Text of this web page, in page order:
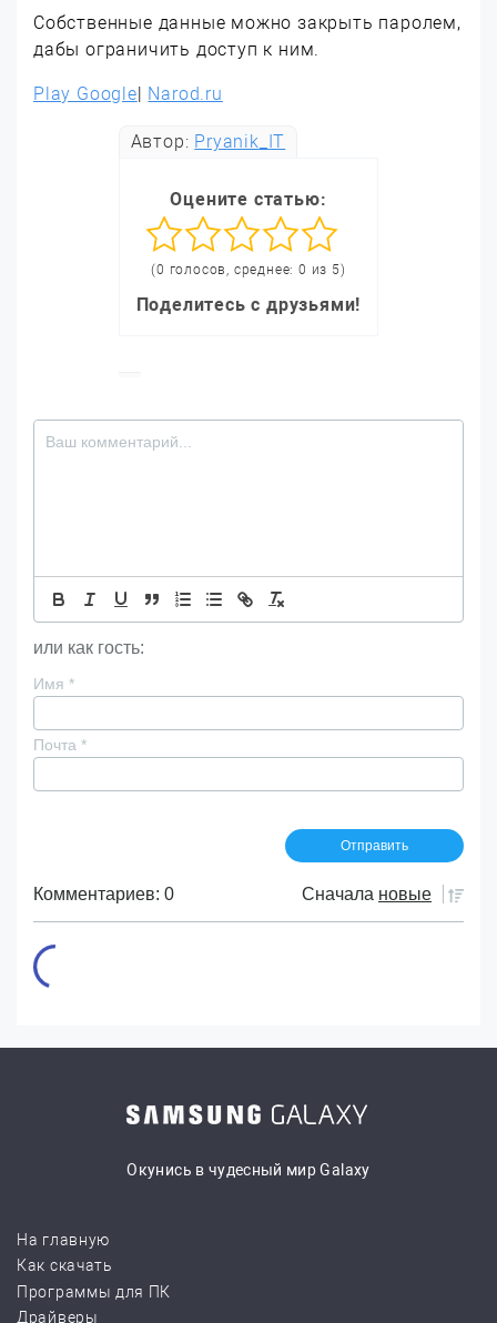
Собственные данные можно закрыть паролем,
дабы ограничить доступ к ним.
Play Google| Narod.ru
Автор: Pryanik_IT
Оцените статью:
(0 голосов, среднее: 0 из 5)
Поделитесь с друзьями!
или как гость:
Имя *
Почта *
Комментариев: 0 Сначала новые
Окунись в чудесный мир Galaxy
На главную
Как скачать
Программы для ПК
Драйверы